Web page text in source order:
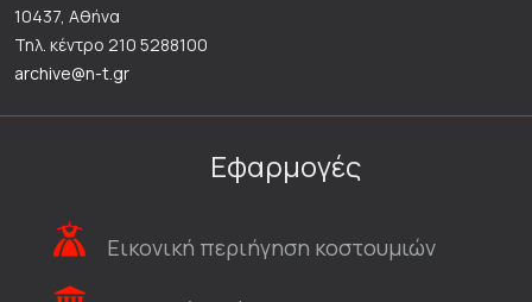
10437, Αθήνα
Τηλ. κέντρο 210 5288100
archive@n-t.gr
Εφαρμογές
Εικονική περιήγηση κοστουμιών